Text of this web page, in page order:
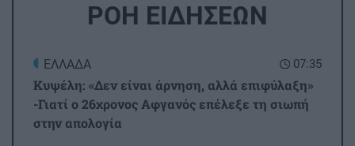
ΡΟΗ ΕΙΔΗΣΕΩΝ
07:35
ΕΛΛΑΔΑ
Κυψέλη: «Δεν είναι άρνηση, αλλά επιφύλαξη»
-Γιατί ο 26χρονος Αφγανός επέλεξε τη σιωπή
στην απολογία